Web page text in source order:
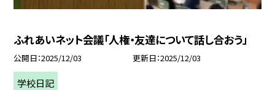
ふれあいネット会議「人権・友達について話し合おう」
公開日 2025/12/03 更新日 2025/12/03
学校日記